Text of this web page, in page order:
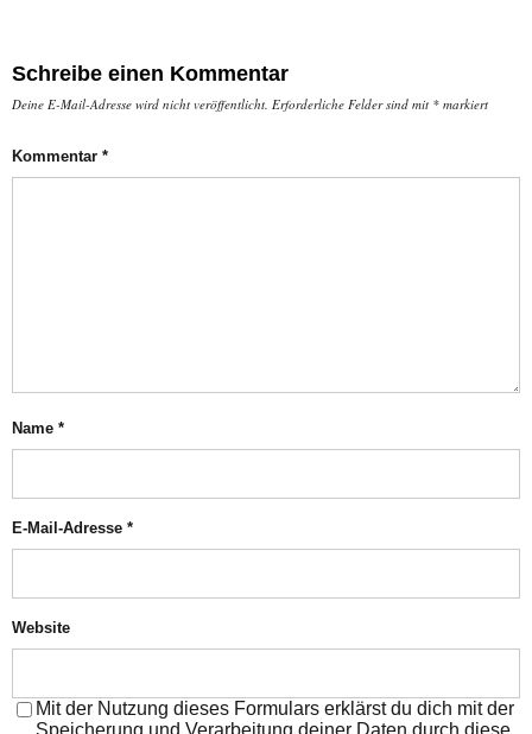
Schreibe einen Kommentar
Deine E-Mail-Adresse wird nicht veröffentlicht. Erforderliche Felder sind mit * markiert
Kommentar *
Name *
E-Mail-Adresse *
Website
Mit der Nutzung dieses Formulars erklärst du dich mit der
Speicherung und Verarbeitung deiner Daten durch diese